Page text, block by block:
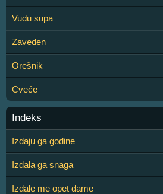
Vudu supa
Zaveden
Orešnik
Cveće
Indeks
Izdaju ga godine
Izdala ga snaga
Izdale me opet dame